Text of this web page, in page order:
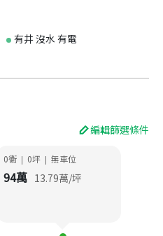
有井 沒水 有電
編輯篩選條件
0衛 | 0坪 | 無車位
94萬 13.79萬/坪